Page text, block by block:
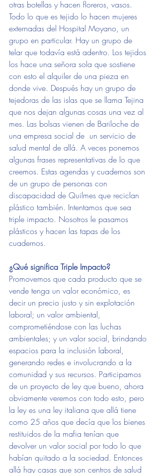
otras botellas y hacen floreros, vasos.
Todo lo que es tejido lo hacen mujeres
externadas del Hospital Moyano, un
grupo en particular. Hay un grupo de
telar que todavía está adentro. Los tejidos
los hace una señora sola que sostiene
con esto el alquiler de una pieza en
donde vive. Después hay un grupo de
tejedoras de las islas que se llama Tejina
que nos dejan algunas cosas una vez al
mes. Las bolsas vienen de Bariloche de
una empresa social de  un servicio de
salud mental de allá. A veces ponemos
algunas frases representativas de lo que
creemos. Estas agendas y cuadernos son
de un grupo de personas con
discapacidad de Quilmes que reciclan
plástico también. Intentamos que sea
triple impacto. Nosotros le pasamos
plásticos y hacen las tapas de los
cuadernos.
¿Qué significa Triple Impacto?
Promovemos que cada producto que se
vende tenga un valor económico, es
decir un precio justo y sin explotación
laboral; un valor ambiental,
comprometiéndose con las luchas
ambientales; y un valor social, brindando
espacios para la inclusión laboral,
generando redes e involucrando a la
comunidad y sus recursos. Participamos
de un proyecto de ley que bueno, ahora
obviamente veremos con todo esto, pero
la ley es una ley italiana que allá tiene
como 25 años que decía que los bienes
restituidos de la mafia tenían que
devolver un valor social por todo lo que
habían quitado a la sociedad. Entonces
allá hay casas que son centros de salud